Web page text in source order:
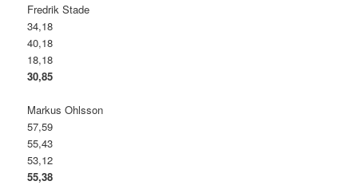
Fredrik Stade
34,18
40,18
18,18
30,85
Markus Ohlsson
57,59
55,43
53,12
55,38